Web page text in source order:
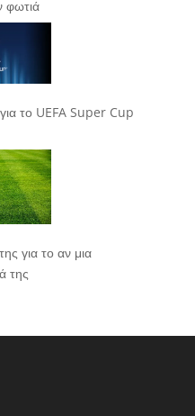
φωτιά
το UEFA Super Cup
για το αν μια
της